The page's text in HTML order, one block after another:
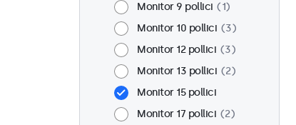
Monitor 9 pollici
1
Monitor 10 pollici
3
Monitor 12 pollici
3
Monitor 13 pollici
2
Monitor 15 pollici
Monitor 17 pollici
2